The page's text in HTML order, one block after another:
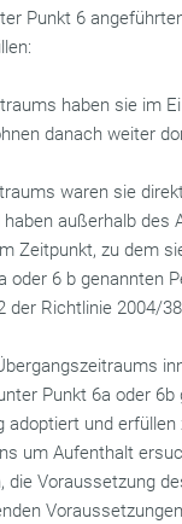
Punkt 6
haben sie im
danach weiter
waren sie
außerhalb des
Zeitpunkt, zu dem
oder 6 b genannten
der Richtlinie 2004/
Punkt 6a oder
und
um Aufenthalt
die Voraussetzung